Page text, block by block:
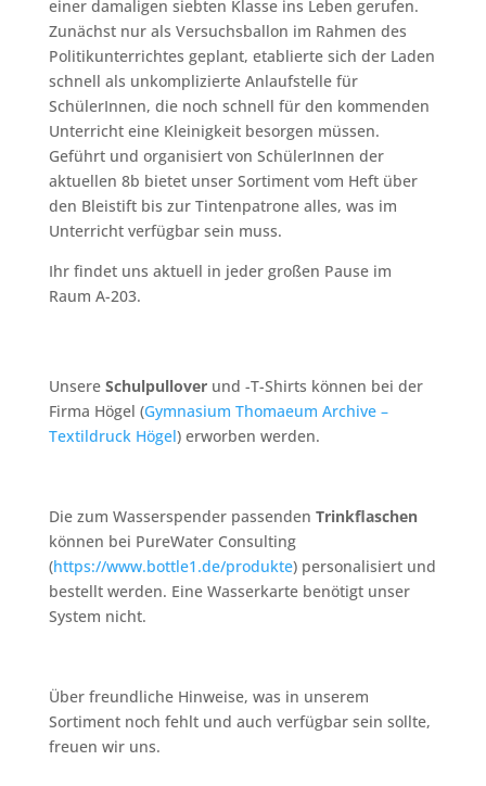
einer damaligen siebten Klasse ins Leben gerufen.
Zunächst nur als Versuchsballon im Rahmen des
Politikunterrichtes geplant, etablierte sich der Laden
schnell als unkomplizierte Anlaufstelle für
SchülerInnen, die noch schnell für den kommenden
Unterricht eine Kleinigkeit besorgen müssen.
Geführt und organisiert von SchülerInnen der
aktuellen 8b bietet unser Sortiment vom Heft über
den Bleistift bis zur Tintenpatrone alles, was im
Unterricht verfügbar sein muss.
Ihr findet uns aktuell in jeder großen Pause im
Raum A-203.
Unsere Schulpullover und -T-Shirts können bei der
Firma Högel (Gymnasium Thomaeum Archive –
Textildruck Högel) erworben werden.
Die zum Wasserspender passenden Trinkflaschen
können bei PureWater Consulting
(https://www.bottle1.de/produkte) personalisiert und
bestellt werden. Eine Wasserkarte benötigt unser
System nicht.
Über freundliche Hinweise, was in unserem
Sortiment noch fehlt und auch verfügbar sein sollte,
freuen wir uns.